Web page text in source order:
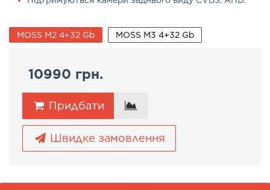
MOSS M2 4+32 Gb MOSS M3 4+32 Gb
10990 грн.
Придбати
Швидке замовлення